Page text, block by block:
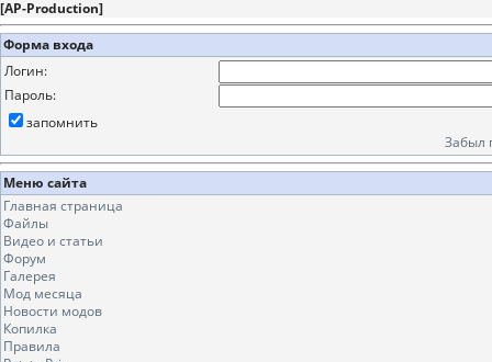
[AP-Production]
Форма входа
Логин:
Пароль:
запомнить
Забыл
Меню сайта
Главная страница
Файлы
Видео и статьи
Форум
Галерея
Мод месяца
Новости модов
Копилка
Правила